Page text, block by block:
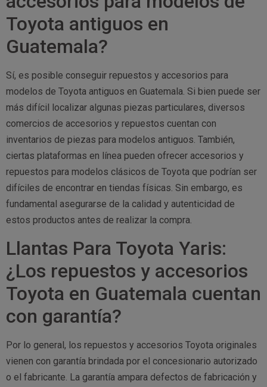
Toyota antiguos en
Guatemala?
Sí, es posible conseguir repuestos y accesorios para
modelos de Toyota antiguos en Guatemala. Si bien puede ser
más difícil localizar algunas piezas particulares, diversos
comercios de accesorios y repuestos cuentan con
inventarios de piezas para modelos antiguos. También,
ciertas plataformas en línea pueden ofrecer accesorios y
repuestos para modelos clásicos de Toyota que podrían ser
difíciles de encontrar en tiendas físicas. Sin embargo, es
fundamental asegurarse de la calidad y autenticidad de
estos productos antes de realizar la compra.
Llantas Para Toyota Yaris:
¿Los repuestos y accesorios
Toyota en Guatemala cuentan
con garantía?
Por lo general, los repuestos y accesorios Toyota originales
vienen con garantía brindada por el concesionario autorizado
o el fabricante. La garantía ampara defectos de fabricación y